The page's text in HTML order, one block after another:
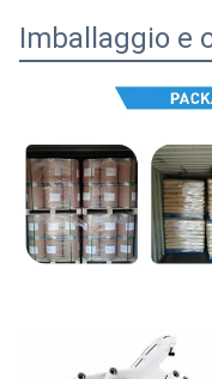
Imballaggio e